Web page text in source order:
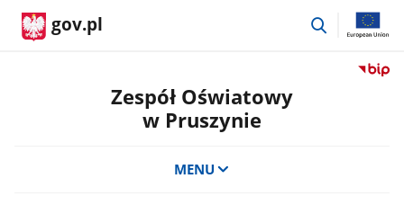
gov.pl
przejdź
Przejdź
Zespół Oświatowy
w Pruszynie
MENU